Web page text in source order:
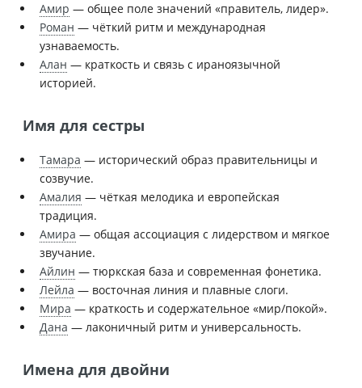
Амир — общее поле значений «правитель, лидер».
Роман — чёткий ритм и международная
узнаваемость.
Алан — краткость и связь с ираноязычной
историей.
Имя для сестры
Тамара — исторический образ правительницы и
созвучие.
Амалия — чёткая мелодика и европейская
традиция.
Амира — общая ассоциация с лидерством и мягкое
звучание.
Айлин — тюркская база и современная фонетика.
Лейла — восточная линия и плавные слоги.
Мира — краткость и содержательное «мир/покой».
Дана — лаконичный ритм и универсальность.
Имена для двойни